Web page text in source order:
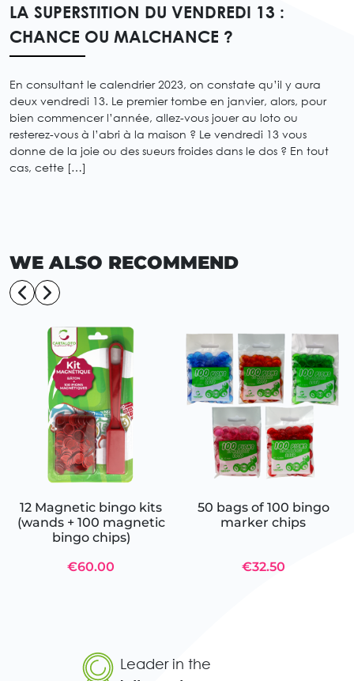
LA SUPERSTITION DU VENDREDI 13 :
CHANCE OU MALCHANCE ?
En consultant le calendrier 2023, on constate qu’il y aura
deux vendredi 13. Le premier tombe en janvier, alors, pour
bien commencer l’année, allez-vous jouer au loto ou
resterez-vous à l’abri à la maison ? Le vendredi 13 vous
donne de la joie ou des sueurs froides dans le dos ? En tout
cas, cette […]
WE ALSO RECOMMEND
12 Magnetic bingo kits
(wands + 100 magnetic
bingo chips)
€60.00
50 bags of 100 bingo
marker chips
€32.50
Leader in the